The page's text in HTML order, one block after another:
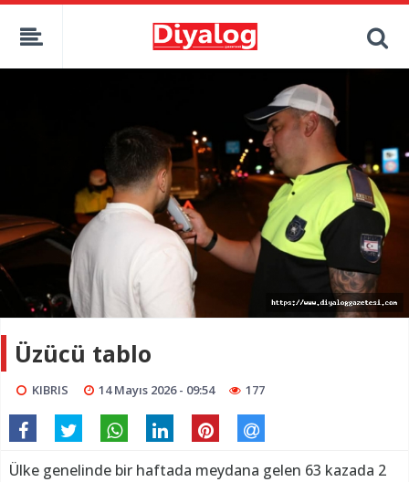
Üzücü tablo
KIBRIS 14 Mayıs 2026 - 09:54 177
Ülke genelinde bir haftada meydana gelen 63 kazada 2